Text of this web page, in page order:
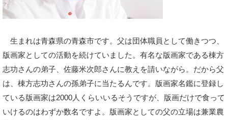
生まれは青森県の青森市です。父は団体職員として働きつつ、
版画家としての活動を続けていました。有名な版画家である棟方
志功さんの弟子、佐藤米次郎さんに教えを請いながら。だから父
は、棟方志功さんの孫弟子に当たるんです。版画家名鑑に登録し
ている版画家は2000人くらいいるそうですが、版画だけで食って
いけるのはわずか数名ですよ。版画家としての父の立場は兼業農